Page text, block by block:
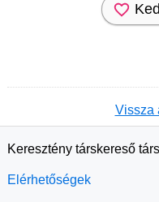
Vissza
Keresztény társkereső
Elérhetőségek